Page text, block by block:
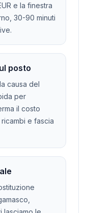
e la finestra
30-90 minuti
posto
causa del
per
il costo
e fascia